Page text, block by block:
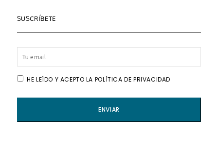
SUSCRÍBETE
HE LEÍDO Y ACEPTO LA POLÍTICA DE PRIVACIDAD